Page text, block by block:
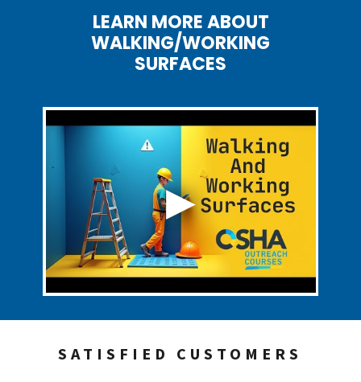
LEARN MORE ABOUT
WALKING/WORKING
SURFACES
SATISFIED CUSTOMERS